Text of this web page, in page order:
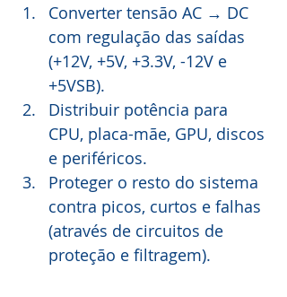
Converter tensão AC → DC
com regulação das saídas
(+12V, +5V, +3.3V, -12V e
+5VSB).
Distribuir potência para
CPU, placa-mãe, GPU, discos
e periféricos.
Proteger o resto do sistema
contra picos, curtos e falhas
(através de circuitos de
proteção e filtragem).